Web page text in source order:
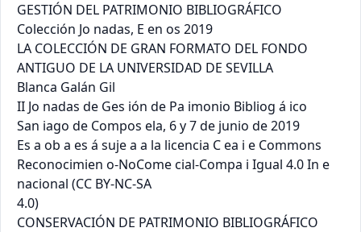
GESTIÓN DEL PATRIMONIO BIBLIOGRÁFICO
Colección Jo nadas, E en os 2019
LA COLECCIÓN DE GRAN FORMATO DEL FONDO
ANTIGUO DE LA UNIVERSIDAD DE SEVILLA
Blanca Galán Gil
II Jo nadas de Ges ión de Pa imonio Bibliog á ico
San iago de Compos ela, 6 y 7 de junio de 2019
Es a ob a es á suje a a la licencia C ea i e Commons
Reconocimien o-NoCome cial-Compa i Igual 4.0 In e
nacional (CC BY-NC-SA
4.0)
CONSERVACIÓN DE PATRIMONIO BIBLIOGRÁFICO